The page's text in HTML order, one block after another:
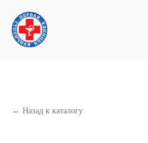
Первая Столичная Клиника
← Назад к каталогу